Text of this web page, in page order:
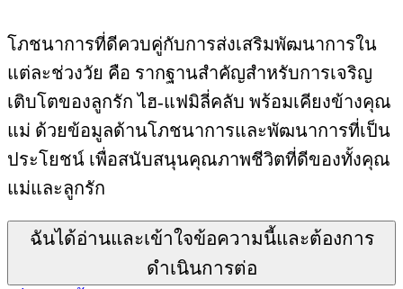
โภชนาการที่ดีควบคู่กับการส่งเสริมพัฒนาการใน
แต่ละช่วงวัย คือ รากฐานสำคัญสำหรับการเจริญ
เติบโตของลูกรัก ไฮ-แฟมิลี่คลับ พร้อมเคียงข้างคุณ
แม่ ด้วยข้อมูลด้านโภชนาการและพัฒนาการที่เป็น
ประโยชน์ เพื่อสนับสนุนคุณภาพชีวิตที่ดีของทั้งคุณ
แม่และลูกรัก
ฉันได้อ่านและเข้าใจข้อความนี้และต้องการ
ดำเนินการต่อ